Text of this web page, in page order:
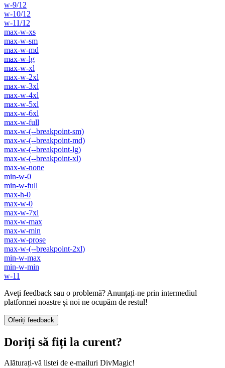
w-9/12
w-10/12
w-11/12
max-w-xs
max-w-sm
max-w-md
max-w-lg
max-w-xl
max-w-2xl
max-w-3xl
max-w-4xl
max-w-5xl
max-w-6xl
max-w-full
max-w-(--breakpoint-sm)
max-w-(--breakpoint-md)
max-w-(--breakpoint-lg)
max-w-(--breakpoint-xl)
max-w-none
min-w-0
min-w-full
max-h-0
max-w-0
max-w-7xl
max-w-max
max-w-min
max-w-prose
max-w-(--breakpoint-2xl)
min-w-max
min-w-min
w-11
Aveți feedback sau o problemă? Anunțați-ne prin intermediul
platformei noastre și noi ne ocupăm de restul!
Oferiți feedback
Doriți să fiți la curent?
Alăturați-vă listei de e-mailuri DivMagic!